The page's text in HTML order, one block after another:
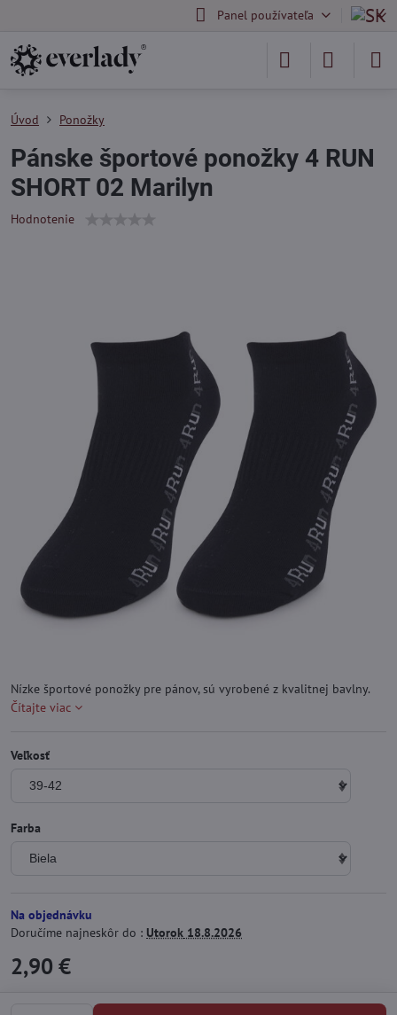
Panel používateľa
Úvod Ponožky
Pánske športové ponožky 4 RUN
SHORT 02 Marilyn
Hodnotenie
Nízke športové ponožky pre pánov, sú vyrobené z kvalitnej bavlny.
Čítajte viac
Veľkosť
Farba
Na objednávku
Doručíme najneskôr do : Utorok 18.8.2026
2,90 €